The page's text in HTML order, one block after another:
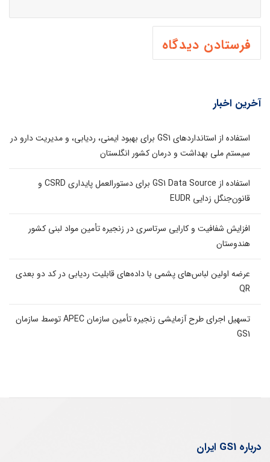
آخرین اخبار
استفاده از استانداردهای GS1 برای بهبود ایمنی، ردیابی، و مدیریت دارو در
سیستم ملی بهداشت و درمان کشور انگلستان
استفاده از GS1 Data Source برای دستورالعمل پایداری CSRD و
قانون‌جنگل زدایی EUDR
افزایش شفافیت و کارایی سرتاسری در زنجیره تأمین مواد لبنی کشور
هندوستان
عرضه اولین لباس‌های پشمی با داده‌های قابلیت ردیابی در کد دو بعدی
QR
تسهیل اجرای طرح آزمایشی زنجیره تأمین سازمان APEC توسط سازمان
GS1
درباره GS1 ایران